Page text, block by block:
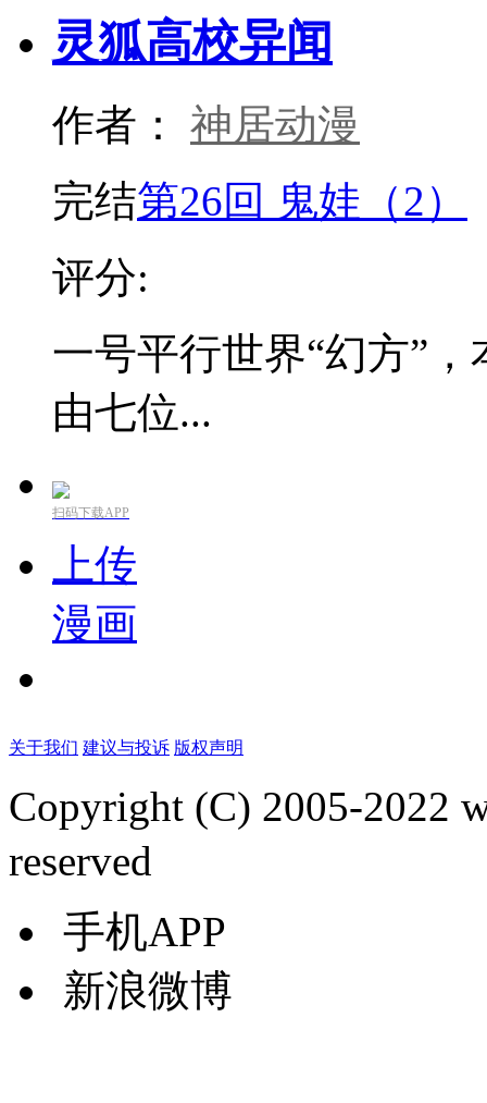
灵狐高校异闻
作者：
神居动漫
完结第26回 鬼娃（2）
评分:
一号平行世界“幻方”
由七位...
扫码下载APP
上传
漫画
关于我们 建议与投诉 版权声明
Copyright (C) 2005-2022
reserved
手机APP
新浪微博